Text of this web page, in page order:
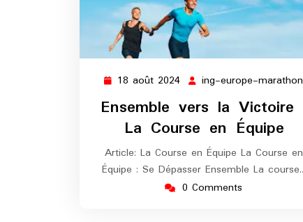
18 août 2024 18
2024
ing-europe-marathon
Ensemble vers la Victoire
La Course en Équipe
Article: La Course en Équipe La Course en
Équipe : Se Dépasser Ensemble La
0 Comments